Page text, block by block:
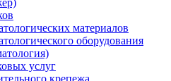
материалов
оборудования
услуг
крепежа